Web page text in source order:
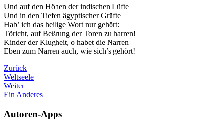
Und auf den Höhen der indischen Lüfte
Und in den Tiefen ägyptischer Grüfte
Hab’ ich das heilige Wort nur gehört:
Töricht, auf Beßrung der Toren zu harren!
Kinder der Klugheit, o habet die Narren
Eben zum Narren auch, wie sich’s gehört!
Zurück
Weltseele
Weiter
Ein Anderes
Autoren-Apps